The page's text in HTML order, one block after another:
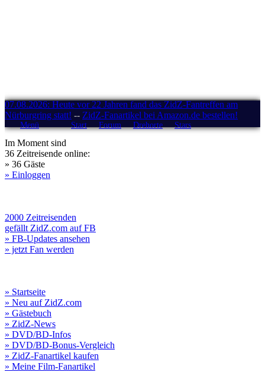
07.08.2026: Heute vor 22 Jahren fand das ZidZ-Fantreffen am
Nürburgring statt! -- ZidZ-Fanartikel bei Amazon.de bestellen!
Menü Start Forum Drehorte Stars
Im Moment sind
36 Zeitreisende online:
» 36 Gäste
» Einloggen
2000 Zeitreisenden
gefällt ZidZ.com auf FB
» FB-Updates ansehen
» jetzt Fan werden
» Startseite
» Neu auf ZidZ.com
» Gästebuch
» ZidZ-News
» DVD/BD-Infos
» DVD/BD-Bonus-Vergleich
» ZidZ-Fanartikel kaufen
» Meine Film-Fanartikel